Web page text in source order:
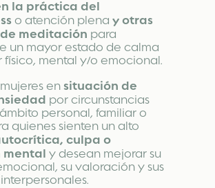
la práctica del
o atención plenay otras
meditación para
un mayor estado de calma
físico, mental y/o emocional.
ensituación de
por circunstancias
personal, familiar o
quienes sienten un alto
culpa o
mentaly desean mejorar su
su valoración y sus